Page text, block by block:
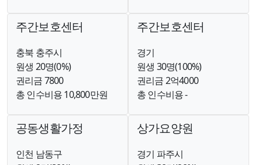
주간보호센터
충북 충주시
원생 20명(0%)
권리금 7800
총 인수비용 10,800만원
주간보호센터
경기
원생 30명(100%)
권리금 2억4000
총 인수비용 -
공동생활가정
인천 남동구
상가요양원
경기 파주시